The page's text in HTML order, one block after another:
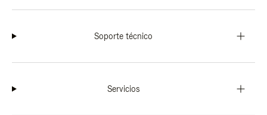
Soporte técnico
Servicios